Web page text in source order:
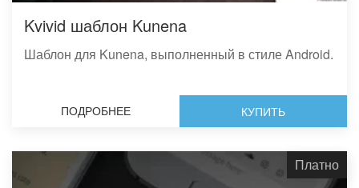
Kvivid шаблон Kunena
Шаблон для Kunena, выполненный в стиле Android.
ПОДРОБНЕЕ КУПИТЬ
Платно